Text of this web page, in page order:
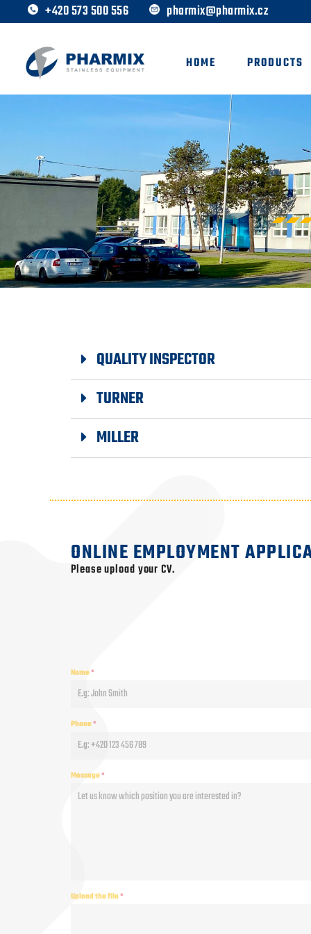
+420 573 500 556 pharmix@pharmix.cz
HOME PRODUCTS
QUALITY INSPECTOR
TURNER
MILLER
ONLINE EMPLOYMENT
Please upload your CV.
Klepnutím
přijměte
error)
Name*
Phone*
Message*
Upload the file*